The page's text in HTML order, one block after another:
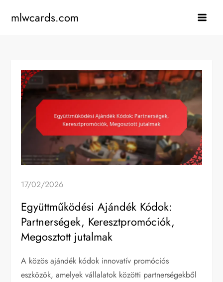
mlwcards.com
17/02/2026
Együttműködési Ajándék Kódok:
Partnerségek, Keresztpromóciók,
Megosztott jutalmak
A közös ajándék kódok innovatív promóciós
eszközök, amelyek vállalatok közötti partnerségekből